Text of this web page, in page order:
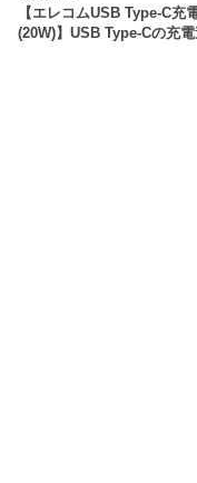
【エレコムUSB Type-C充
(20W)】USB Type-Cの充